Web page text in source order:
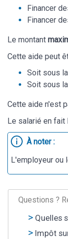
Financer
Financer
Le montant
Cette aide peut
Soit sous
Soit sous
Cette aide n'est
Le salarié en fait
À noter :
L'employeur ou
Questions ?
Quelles
Impôt